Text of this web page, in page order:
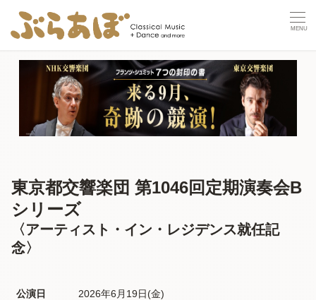
東京都交響楽団 第1046回定期演奏会B
シリーズ
〈アーティスト・イン・レジデンス就任記
念〉
公演日 2026年6月19日(金)